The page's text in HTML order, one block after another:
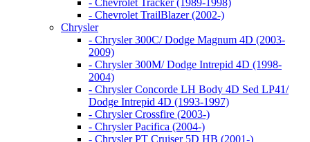
- Chevrolet Tracker (1989-1998)
- Chevrolet TrailBlazer (2002-)
Chrysler
- Chrysler 300C/ Dodge Magnum 4D (2003-
2009)
- Chrysler 300M/ Dodge Intrepid 4D (1998-
2004)
- Chrysler Concorde LH Body 4D Sed LP41/
Dodge Intrepid 4D (1993-1997)
- Chrysler Crossfire (2003-)
- Chrysler Pacifica (2004-)
- Chrysler PT Cruiser 5D HB (2001-)